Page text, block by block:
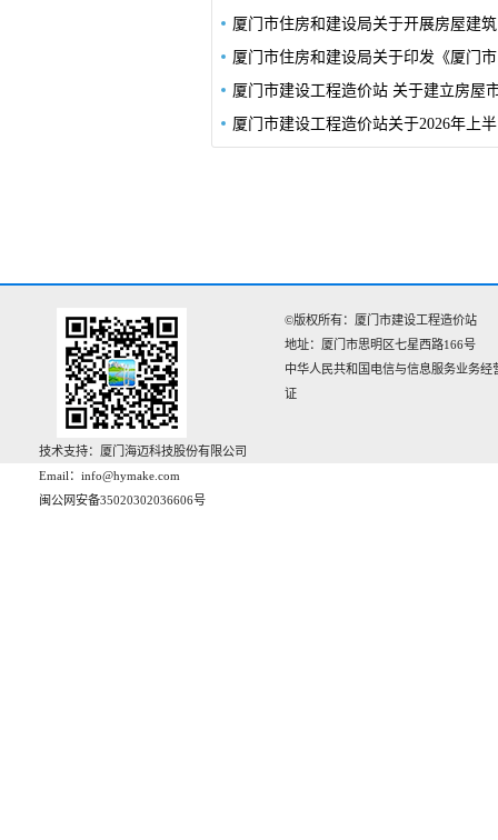
©版权所有：厦门市建设工程造价站
地址：厦门市思明区七星西路166号‌‌
中华人民共和国电信与信息服务业务经
证
技术支持：厦门海迈科技股份有限公司
Email：info@hymake.com
闽公网安备35020302036606号